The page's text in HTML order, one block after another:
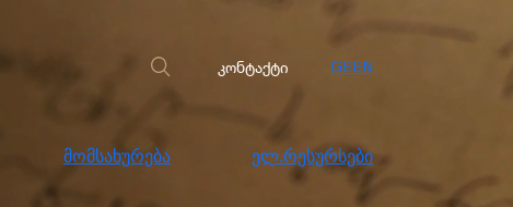
კონტაქტი GEEN
მომსახურება ელ.რესურსები
მომსახურება